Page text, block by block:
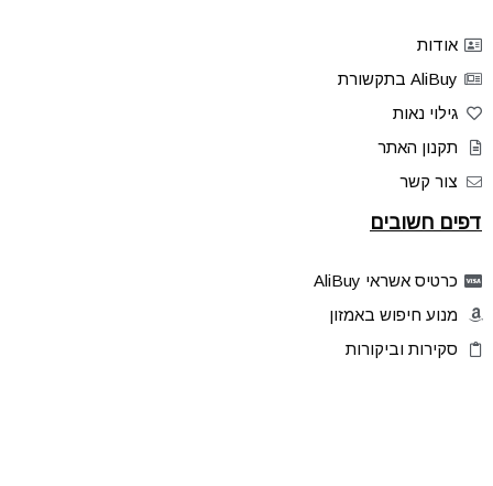
אודות
AliBuy בתקשורת
גילוי נאות
תקנון האתר
צור קשר
דפים חשובים
כרטיס אשראי AliBuy
מנוע חיפוש באמזון
סקירות וביקורות